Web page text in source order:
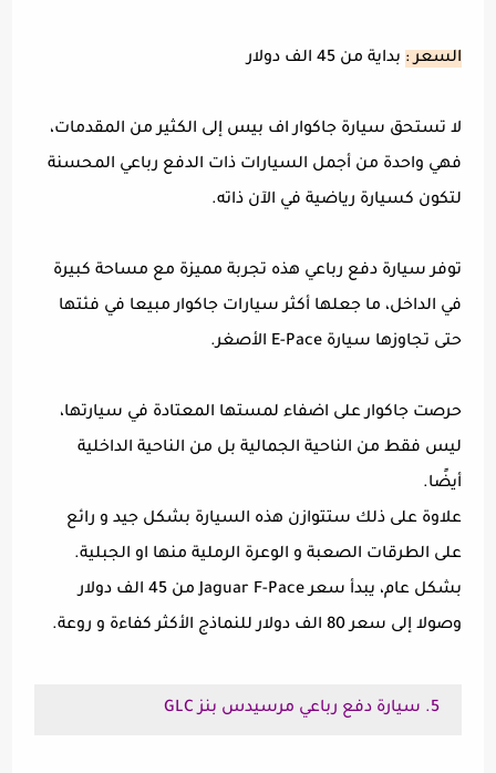
السعر : بداية من 45 الف دولار
لا تستحق سيارة جاكوار اف بيس إلى الكثير من المقدمات،
فهي واحدة من أجمل السيارات ذات الدفع رباعي المحسنة
لتكون كسيارة رياضية في الآن ذاته.
توفر سيارة دفع رباعي هذه تجربة مميزة مع مساحة كبيرة
في الداخل، ما جعلها أكثر سيارات جاكوار مبيعا في فئتها
حتى تجاوزها سيارة E-Pace الأصغر.
حرصت جاكوار على اضفاء لمستها المعتادة في سيارتها،
ليس فقط من الناحية الجمالية بل من الناحية الداخلية
أيضًا.
علاوة على ذلك ستتوازن هذه السيارة بشكل جيد و رائع
على الطرقات الصعبة و الوعرة الرملية منها او الجبلية.
بشكل عام، يبدأ سعر Jaguar F-Pace من 45 الف دولار
وصولا إلى سعر 80 الف دولار للنماذج الأكثر كفاءة و روعة.
5. سيارة دفع رباعي مرسيدس بنز GLC